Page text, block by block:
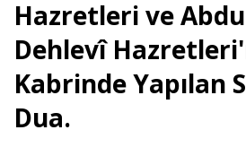
Hazretleri ve
Dehlevî
Kabrinde Yapılan
Dua.